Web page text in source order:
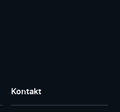
Kontakt